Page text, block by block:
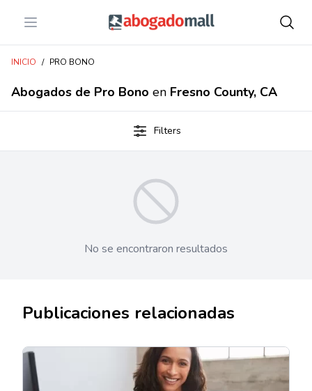
Open menu Abogadomall
INICIO / PRO BONO
Abogados de Pro Bono en Fresno County, CA
Filters
No se encontraron resultados
Publicaciones relacionadas